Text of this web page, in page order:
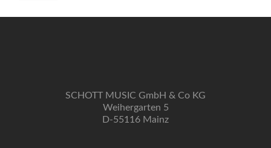
SCHOTT MUSIC GmbH & Co KG
Weihergarten 5
D-55116 Mainz